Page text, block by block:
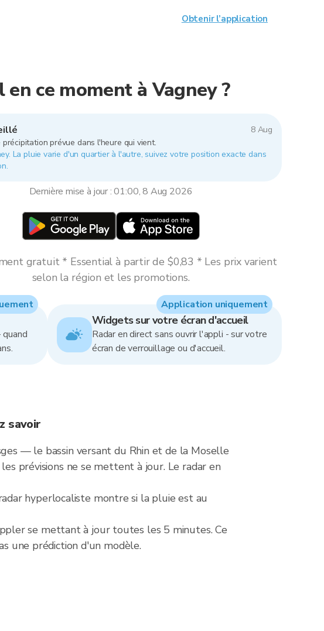
ce moment à Vagney ?
8 Aug
précipitation prévue dans l'heure qui vient.
La pluie varie d'un quartier à l'autre, suivez votre position exacte dans
Dernière mise à jour : 01:00, 8 Aug 2026
gratuit * Essential à partir de $0,83 * Les prix varient
selon la région et les promotions.
Widgets sur votre écran d'accueil
Radar en direct sans ouvrir l'appli - sur votre
écran de verrouillage ou d'accueil.
Application uniquement
savoir
— le bassin versant du Rhin et de la Moselle
prévisions ne se mettent à jour. Le radar en
hyperlocaliste montre si la pluie est au
se mettant à jour toutes les 5 minutes. Ce
une prédiction d'un modèle.
Obtenir l’application